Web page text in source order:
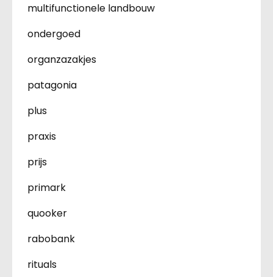
multifunctionele landbouw
ondergoed
organzazakjes
patagonia
plus
praxis
prijs
primark
quooker
rabobank
rituals